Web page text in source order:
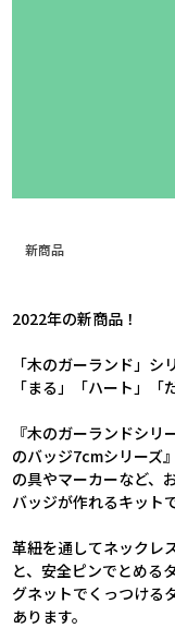
新商品
2022年の新商品！
「木のガーランド」シ
「まる」「ハート」「
『木のガーランドシ
のバッジ7cmシリーズ
の具やマーカーなど、
バッジが作れるキットで
革紐を通してネックレ
と、安全ピンでとめる
グネットでくっつける
あります。